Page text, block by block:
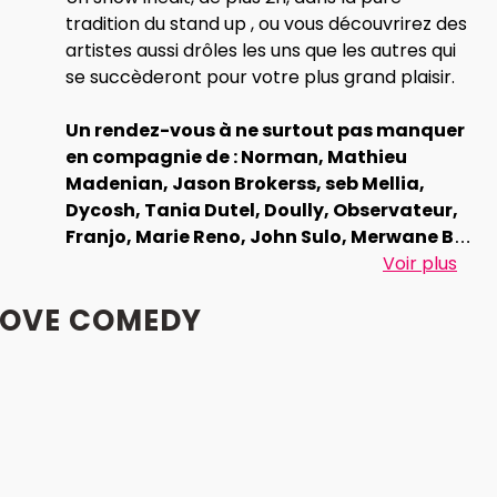
tradition du stand up , ou vous découvrirez des
artistes aussi drôles les uns que les autres qui
se succèderont pour votre plus grand plaisir.
Un rendez-vous à ne surtout pas manquer
en compagnie de : Norman, Mathieu
Madenian, Jason Brokerss, seb Mellia,
Dycosh, Tania Dutel, Doully, Observateur,
Franjo, Marie Reno, John Sulo, Merwane B,
Alexis le Rossignol, Pierre Thevenoux,
Dubourg, Charly Nyobe
Voir plus
COMEDY